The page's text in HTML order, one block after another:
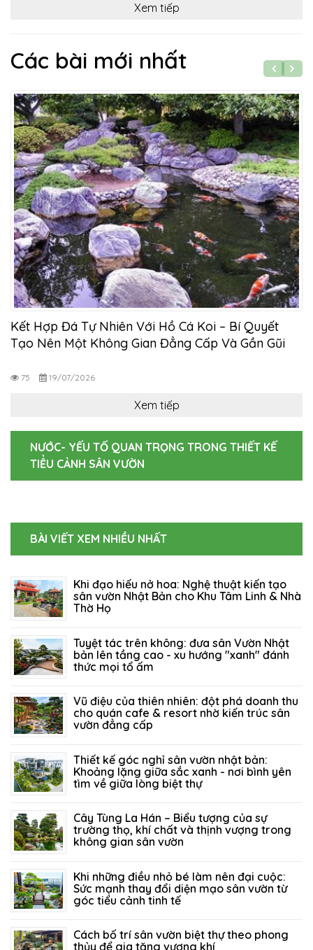
Xem tiếp
Các bài mới nhất
Kết Hợp Đá Tự Nhiên Với Hồ Cá Koi – Bí Quyết
Tạo Nên Một Không Gian Đẳng Cấp Và Gần Gũi
75 19/07/2026
Xem tiếp
NƯỚC- YẾU TỐ QUAN TRỌNG TRONG THIẾT KẾ
TIỂU CẢNH SÂN VƯỜN
BÀI VIẾT XEM NHIỀU NHẤT
Khi đạo hiếu nở hoa: Nghệ thuật kiến tạo
sân vườn Nhật Bản cho Khu Tâm Linh & Nhà
Thờ Họ
Tuyệt tác trên không: đưa sân Vườn Nhật
bản lên tầng cao - xu hướng "xanh" đánh
thức mọi tổ ấm
Vũ điệu của thiên nhiên: đột phá doanh thu
cho quán cafe & resort nhờ kiến trúc sân
vườn đẳng cấp
Thiết kế góc nghỉ sân vườn nhật bản:
Khoảng lặng giữa sắc xanh - nơi bình yên
tìm về giữa lòng biệt thự
Cây Tùng La Hán – Biểu tượng của sự
trường thọ, khí chất và thịnh vượng trong
không gian sân vườn
Khi những điều nhỏ bé làm nên đại cuộc:
Sức mạnh thay đổi diện mạo sân vườn từ
góc tiểu cảnh tinh tế
Cách bố trí sân vườn biệt thự theo phong
thủy để gia tăng vượng khí